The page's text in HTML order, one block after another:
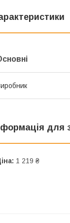
для
1 219 ₴